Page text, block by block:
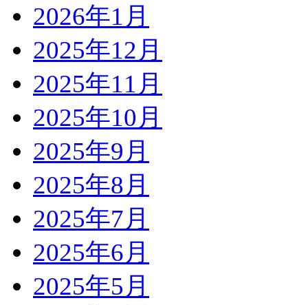
2026年1月
2025年12月
2025年11月
2025年10月
2025年9月
2025年8月
2025年7月
2025年6月
2025年5月